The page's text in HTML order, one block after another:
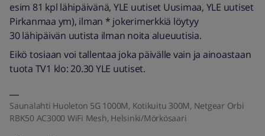
esim 81 kpl lähipäivänä, YLE uutiset Uusimaa, YLE uutiset
Pirkanmaa ym), ilman * jokerimerkkiä löytyy
30 lähipäivän uutista ilman noita alueuutisia.
Eikö tosiaan voi tallentaa joka päivälle vain ja ainoastaan
tuota TV1 klo: 20.30 YLE uutiset.
Saunalahti Huoleton 5G 1000M, Kotikuitu 300M, Netgear Orbi
RBK50 AC3000 WiFi Mesh, Helsinki/Mörkösaari